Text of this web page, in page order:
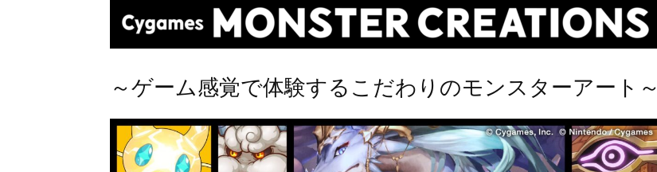
～ゲーム感覚で体験するこだわりのモンスターアート～